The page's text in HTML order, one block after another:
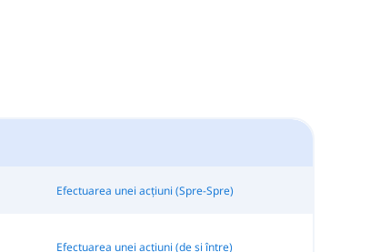
Efectuarea unei acțiuni (Spre-Spre)
Efectuarea unei acțiuni (de și între)